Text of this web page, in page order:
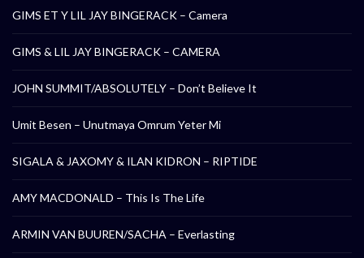
GIMS ET Y LIL JAY BINGERACK – Camera
GIMS & LIL JAY BINGERACK – CAMERA
JOHN SUMMIT/ABSOLUTELY – Don’t Believe It
Umit Besen – Unutmaya Omrum Yeter Mi
SIGALA & JAXOMY & ILAN KIDRON – RIPTIDE
AMY MACDONALD – This Is The Life
ARMIN VAN BUUREN/SACHA – Everlasting